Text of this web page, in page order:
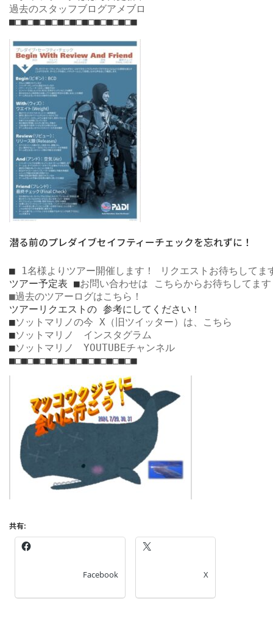
過去のスタッフブログアメブロ
■□■□■□■□■□■□■□■□■□■□■
潜る前のプレダイブセイフティーチェックを忘れずに！
■ 1名様よりツアー開催します！
リクエストお待ちしてま
ツアー予定表 ■お問い合わせは
こちらからお待ちしてま
■過去のツアーログはこちら！
ツアーリクエストの 参考にしてください！
■ソットマリノの今
X（旧ツイッター）は、こちら
■ソットマリノ　インスタグラム
■ソットマリノ　YOUTUBEチャンネル
■□■□■□■□■□■□■□■□■□■□■
共有:
Facebook X